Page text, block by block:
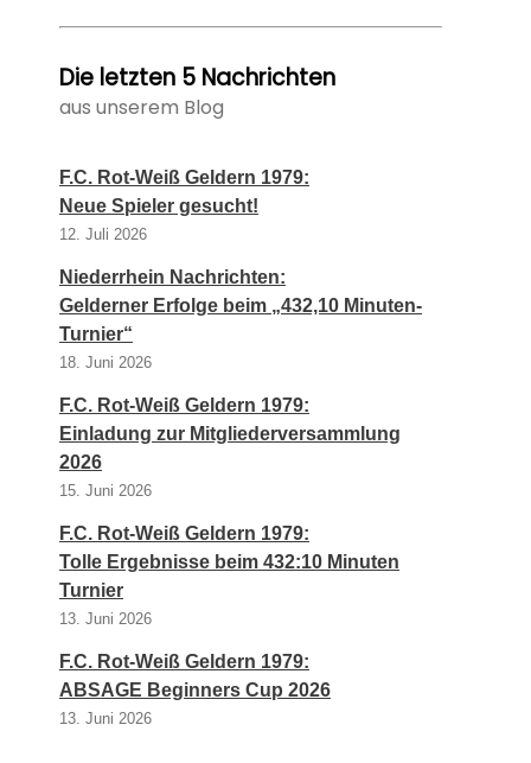
Die letzten 5 Nachrichten
aus unserem Blog
F.C. Rot-Weiß Geldern 1979:
Neue Spieler gesucht!
12. Juli 2026
Niederrhein Nachrichten:
Gelderner Erfolge beim „432,10 Minuten-
Turnier“
18. Juni 2026
F.C. Rot-Weiß Geldern 1979:
Einladung zur Mitgliederversammlung
2026
15. Juni 2026
F.C. Rot-Weiß Geldern 1979:
Tolle Ergebnisse beim 432:10 Minuten
Turnier
13. Juni 2026
F.C. Rot-Weiß Geldern 1979:
ABSAGE Beginners Cup 2026
13. Juni 2026